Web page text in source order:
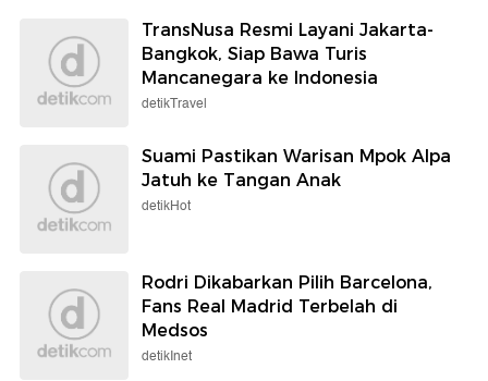
TransNusa Resmi Layani Jakarta-
Bangkok, Siap Bawa Turis
Mancanegara ke Indonesia
detikTravel
Suami Pastikan Warisan Mpok Alpa
Jatuh ke Tangan Anak
detikHot
Rodri Dikabarkan Pilih Barcelona,
Fans Real Madrid Terbelah di
Medsos
detikInet